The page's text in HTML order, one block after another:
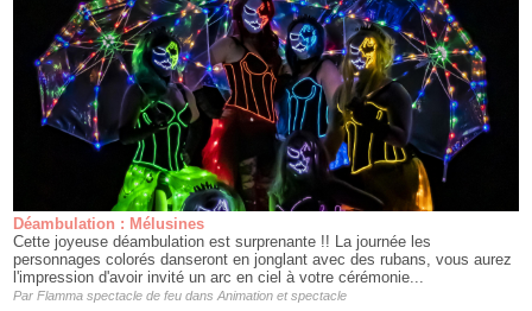
Déambulation : Mélusines
Cette joyeuse déambulation est surprenante !! La journée les
personnages colorés danseront en jonglant avec des rubans, vous aurez
l'impression d'avoir invité un arc en ciel à votre cérémonie...
Par Flamma spectacle de feudans Animation et spectacle